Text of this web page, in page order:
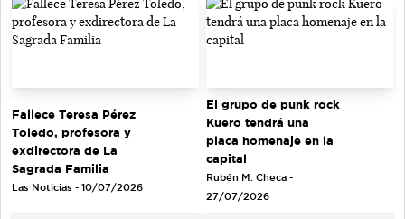
Fallece Teresa Pérez
Toledo, profesora y
exdirectora de La
Sagrada Familia
Las Noticias - 10/07/2026
El grupo de punk rock
Kuero tendrá una
placa homenaje en la
capital
Rubén M. Checa -
27/07/2026